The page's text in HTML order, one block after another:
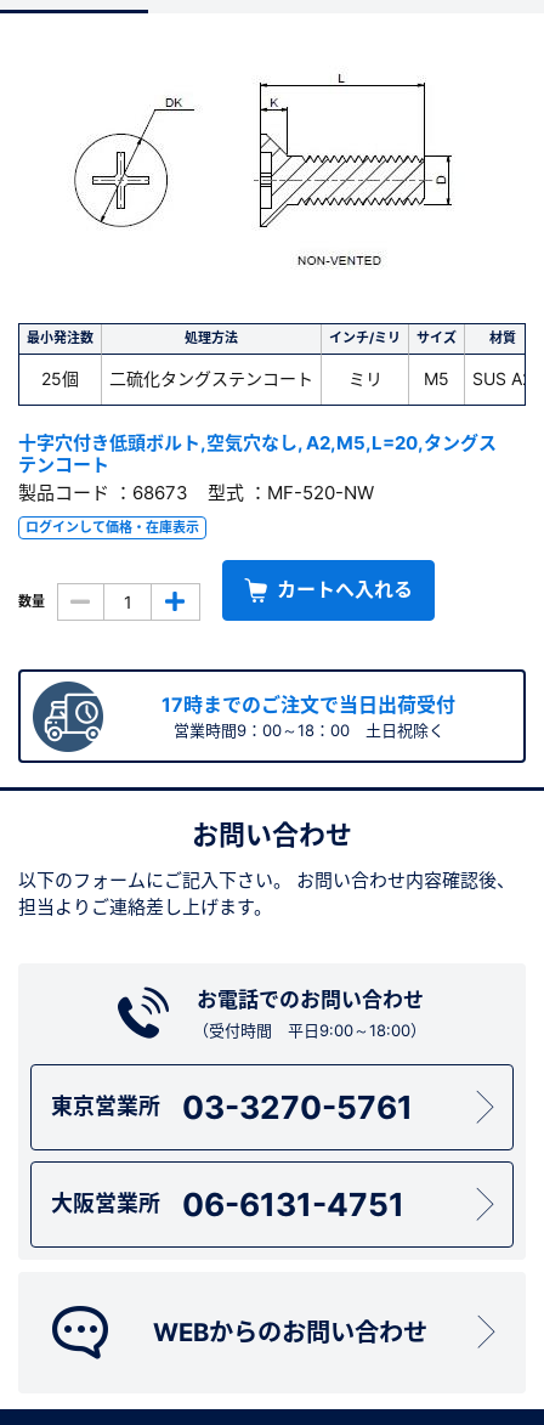
最小発注数 処理方法 インチ/ミリ サイズ 材質
25個 二硫化タングステンコート ミリ M5 SUS A2
十字穴付き低頭ボルト,空気穴なし, A2,M5,L=20,タングス
テンコート
製品コード ：68673 型式 ：MF-520-NW
ログインして価格・在庫表示
数量 カートへ入れる
17時までのご注文で当日出荷受付
営業時間9：00～18：00 土日祝除く
お問い合わせ
以下のフォームにご記入下さい。
お問い合わせ内容確認後、
担当よりご連絡差し上げます。
お電話でのお問い合わせ
（受付時間 平日9:00～18:00）
東京営業所 03-3270-5761
大阪営業所 06-6131-4751
WEBからのお問い合わせ